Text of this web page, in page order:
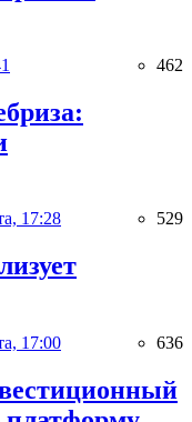
462
17:28 529
17:00 636